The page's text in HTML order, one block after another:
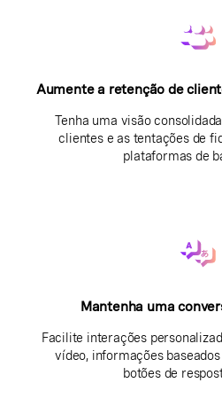
Aumente a retenção de
Tenha uma visão
clientes e as tentações de
plataformas de
Mantenha uma
Facilite interações
vídeo, informações
botões de